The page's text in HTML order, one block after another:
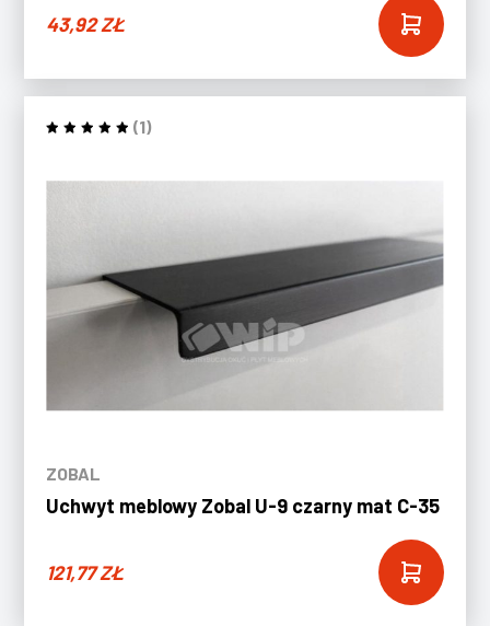
43,92ZŁ
(1)
ZOBAL
Uchwyt meblowy Zobal U-9 czarny mat C-35
121,77ZŁ